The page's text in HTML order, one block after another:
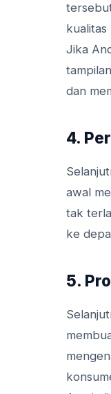
Jika
dan
4.
awal
tak
ke
5.